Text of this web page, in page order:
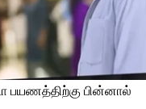
குறித்து